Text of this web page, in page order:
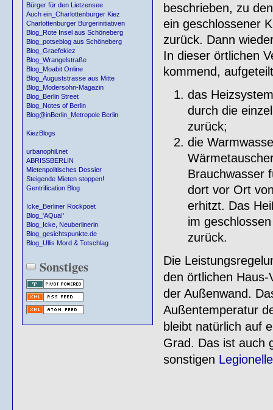
Bürger für den Lietzensee
Auch ein_Charlottenburger Kiez
Charlottenburger Bürgerinitiativen
Blog_Rote Insel aus Schöneberg
Blog_potseblog aus Schöneberg
Blog_Graefekiez
Blog_Wrangelstraße
Blog_Moabit Online
Blog_Auguststrasse aus Mitte
Blog_Modersohn-Magazin
Blog_Berlin Street
Blog_Notes of Berlin
Blog@inBerlin_Metropole Berlin
KiezBlogs
urbanophil.net
ABRISSBERLIN
Mietenpolitisches Dossier
Steigende Mieten stoppen!
Gentrification Blog
Icke_Berliner Rockpoet
Blog_'AQua!'
Blog_Icke, Neuberlinerin
Blog_gesichtspunkte.de
Blog_Ullis Mord & Totschlag
Sonstiges
beschrieben, zu
ein geschlossener
zurück. Dann
In dieser örtlichen
kommend,
das
durch die
zurück;
die
Brauchwasser
dort vor Ort
erhitzt. Das
im
zurück.
Die
den örtlichen
der Außenwand.
Außentemperatur
bleibt natürlich auf
Grad. Das ist auch
sonstigen